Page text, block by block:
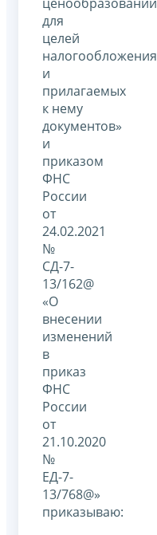
для
целей
налогообложения
и
прилагаемых
к нему
документов»
и
приказом
ФНС
России
от
24.02.2021
№
СД-7-
13/162@
«О
внесении
изменений
в
приказ
ФНС
России
от
21.10.2020
№
ЕД-7-
13/768@»
приказываю: